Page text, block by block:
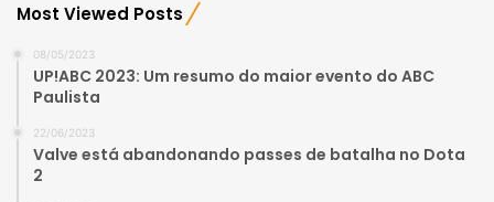
Most Viewed Posts
08/05/2023
UP!ABC 2023: Um resumo do maior evento do ABC
Paulista
22/06/2023
Valve está abandonando passes de batalha no Dota
2